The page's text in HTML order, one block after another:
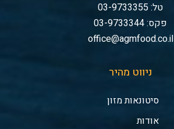
טל: 03-9733355
פקס: 03-9733344
office@agmfood.co.il
ניווט מהיר
סיטונאות מזון
אודות